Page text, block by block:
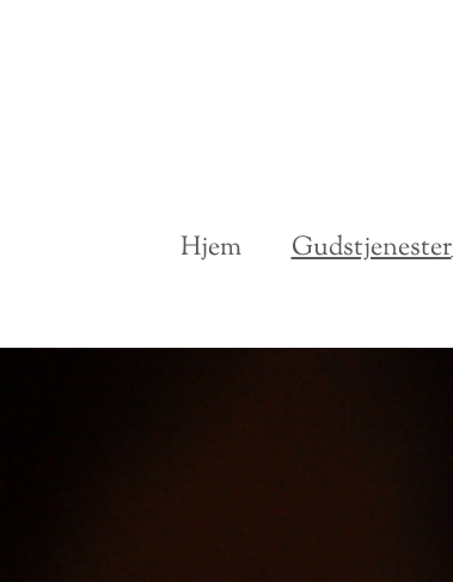
Hjem Gudstjenester